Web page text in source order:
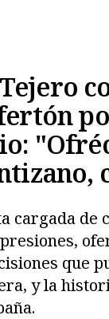
cargada de
que
y la